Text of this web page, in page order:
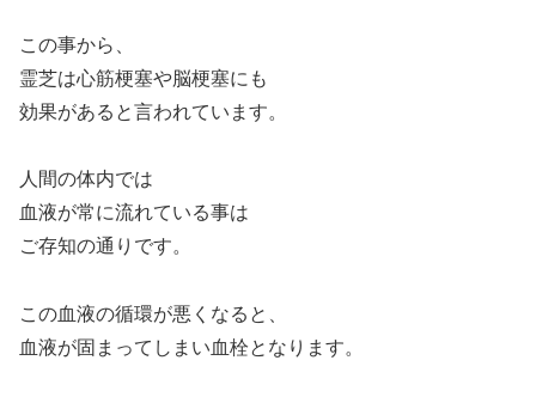
この事から、
霊芝は心筋梗塞や脳梗塞にも
効果があると言われています。
人間の体内では
血液が常に流れている事は
ご存知の通りです。
この血液の循環が悪くなると、
血液が固まってしまい血栓となります。